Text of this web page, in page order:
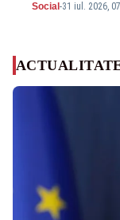
Social -31 iul. 2026,